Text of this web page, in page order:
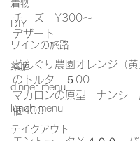
着物
DIY
ワインの旅路
薬膳
dinner menu
lunch menu
テイクアウト
チーズ　¥300～
デザート
どんぐり農園オレンジ（黄
のトルタ　５00
マカロンの原型　ナンシ
個400